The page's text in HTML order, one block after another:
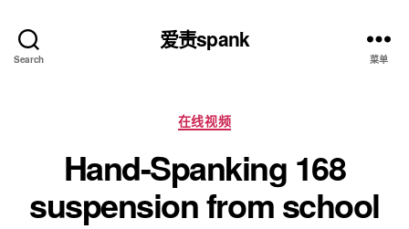
Search
爱责spank
菜单
分
类
在线视频
Hand-Spanking 168
suspension from school